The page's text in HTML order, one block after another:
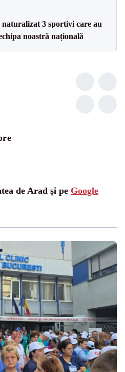
3 sportivi care au
noastră națională
de Arad și pe Google